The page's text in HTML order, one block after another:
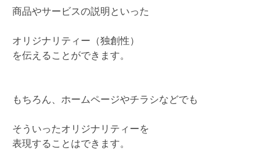
競
差
化
い
画
集
客
商品やサービスの説明といった
オリジナリティー（独創性）
を伝えることができます。
もちろん、ホームページやチラシなどでも
そういったオリジナリティーを
表現することはできます。